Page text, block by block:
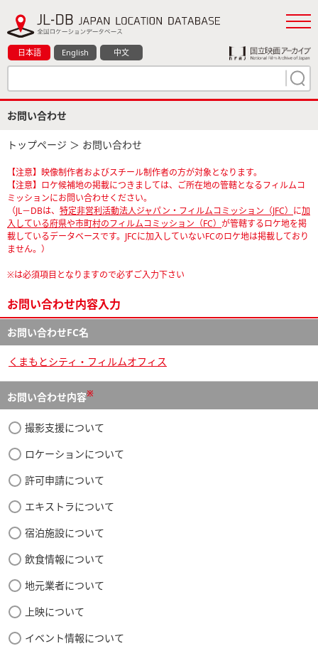
日本語 English 中文
お問い合わせ
トップページ ＞ お問い合わせ
【注意】映像制作者およびスチール制作者の方が対象となります。
【注意】ロケ候補地の掲載につきましては、ご所在地の管轄となるフィルムコ
ミッションにお問い合わせください。
（JL－DBは、 特定非営利活動法人ジャパン・フィルムコミッション（JFC） に加
入している府県や市町村のフィルムコミッション（FC） が管轄するロケ地を掲
載しているデータベースです。JFCに加入していないFCのロケ地は掲載しており
ません。）
※は必須項目となりますので必ずご入力下さい
お問い合わせ内容入力
お問い合わせFC名
くまもとシティ・フィルムオフィス
お問い合わせ内容※
撮影支援について
ロケーションについて
許可申請について
エキストラについて
宿泊施設について
飲食情報について
地元業者について
上映について
イベント情報について